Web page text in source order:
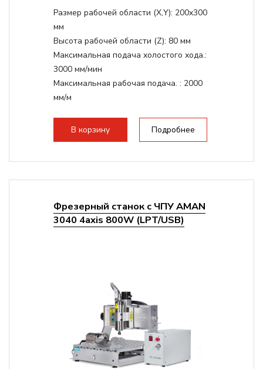
Размер рабочей области (Х,Y): 200x300
мм
Высота рабочей области (Z): 80 мм
Максимальная подача холостого хода.:
3000 мм/мин
Максимальная рабочая подача. : 2000
мм/м
стандартно:Т-слот
Цанговый патрон:ER11
В корзину Подробнее
Фрезерный станок с ЧПУ AMAN
3040 4axis 800W (LPT/USB)